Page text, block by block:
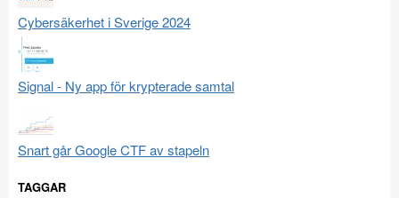
Cybersäkerhet i Sverige 2024
Signal - Ny app för krypterade samtal
Snart går Google CTF av stapeln
TAGGAR